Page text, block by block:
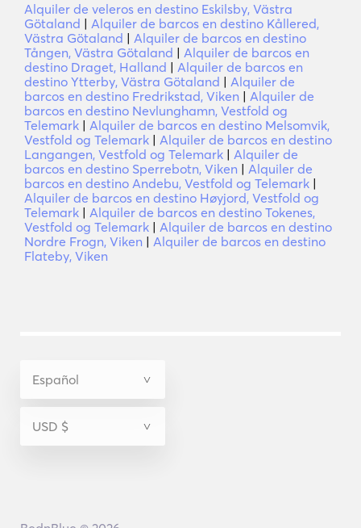
Alquiler de veleros en destino Eskilsby, Västra
Götaland | Alquiler de barcos en destino Kållered,
Västra Götaland | Alquiler de barcos en destino
Tången, Västra Götaland | Alquiler de barcos en
destino Draget, Halland | Alquiler de barcos en
destino Ytterby, Västra Götaland | Alquiler de
barcos en destino Fredrikstad, Viken | Alquiler de
barcos en destino Nevlunghamn, Vestfold og
Telemark | Alquiler de barcos en destino Melsomvik,
Vestfold og Telemark | Alquiler de barcos en destino
Langangen, Vestfold og Telemark | Alquiler de
barcos en destino Sperrebotn, Viken | Alquiler de
barcos en destino Andebu, Vestfold og Telemark |
Alquiler de barcos en destino Høyjord, Vestfold og
Telemark | Alquiler de barcos en destino Tokenes,
Vestfold og Telemark | Alquiler de barcos en destino
Nordre Frogn, Viken | Alquiler de barcos en destino
Flateby, Viken